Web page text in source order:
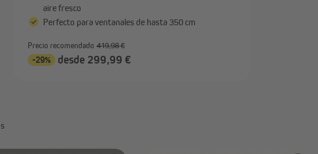
aire fresco
Perfecto para ventanales de hasta 350 cm
Precio recomendado 419,98 €
-29% desde 299,99 €